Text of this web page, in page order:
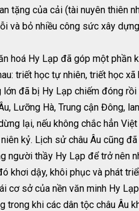
tặng của cải (tài nuyên thiên
và bỏ nhiều công sức xây
Hy Lạp đã góp một phần
triết học tự nhiên, triết học
đã bị Hy Lạp chiếm đóng rồi
Lưỡng Hà, Trung cận Đông,
lại, nếu không chắc hẳn
kỷ. Lịch sử châu Âu cũng
người thầy Hy Lạp để trở nên
dậy, khôi phục và phát
sở của nền văn minh Hy
khi các dân tộc châu Âu